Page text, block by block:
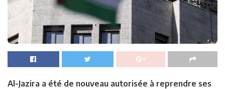
Al-Jazira a été de nouveau autorisée à reprendre ses